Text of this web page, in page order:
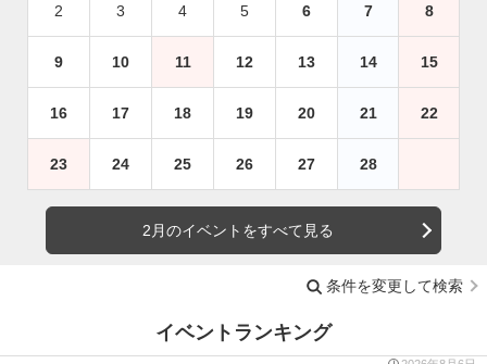
2 3 4 5 6 7 8
9 10 11 12 13 14 15
16 17 18 19 20 21 22
23 24 25 26 27 28
2月のイベントをすべて見る
条件を変更して検索
イベントランキング